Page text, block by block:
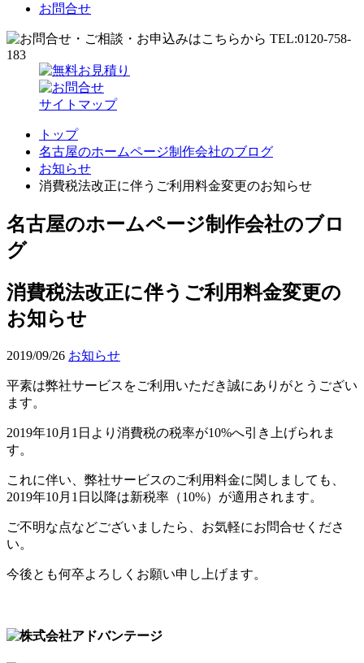
お問合せ
サイトマップ
トップ
名古屋のホームページ制作会社のブログ
お知らせ
消費税法改正に伴うご利用料金変更のお知らせ
名古屋のホームページ制作会社のブロ
グ
消費税法改正に伴うご利用料金変更の
お知らせ
2019/09/26 お知らせ
平素は弊社サービスをご利用いただき誠にありがとうござい
ます。
2019年10月1日より消費税の税率が10%へ引き上げられま
す。
これに伴い、弊社サービスのご利用料金に関しましても、
2019年10月1日以降は新税率（10%）が適用されます。
ご不明な点などございましたら、お気軽にお問合せくださ
い。
今後とも何卒よろしくお願い申し上げます。